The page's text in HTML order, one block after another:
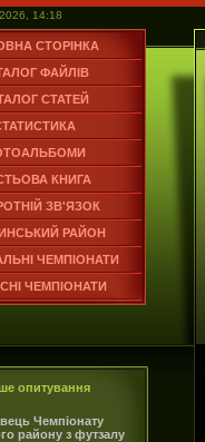
14:18
СТОРІНКА
ФАЙЛІВ
СТАТЕЙ
КНИГА
ЗВ'ЯЗОК
РАЙОН
ЧЕМПІОНАТИ
ЧЕМПІОНАТИ
опитування
Чемпіонату
району з футзалу